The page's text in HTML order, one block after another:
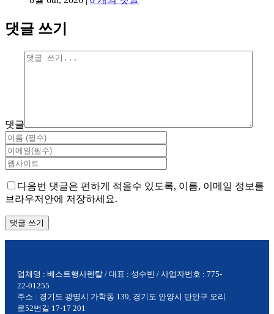
댓글 쓰기
댓글
다음번 댓글은 편하게 적을수 있도록, 이름, 이메일 정보를
브라우저안에 저장하세요.
업체명 : 베스트행사렌탈 / 대표 : 성수빈 / 사업자번호 : 775-
22-01255
주소 : 경기도 광명시 가학동 139, 경기도 안양시 만안구 오리
로52번길 17-17 201